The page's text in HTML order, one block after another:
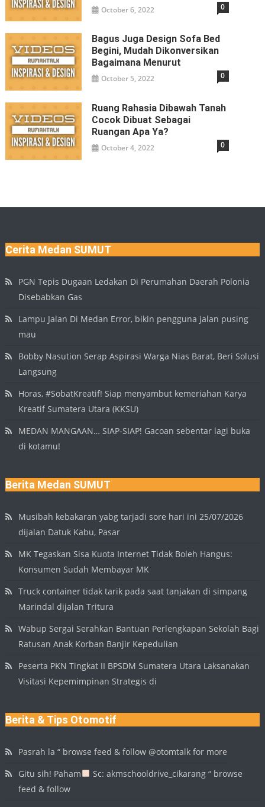
October 6, 2022 0
Bagus Juga Design Sofa Bed
Begini, Mudah Dikonversikan
Bagaimana Menurut
October 5, 2022 0
Ruang Rahasia Dibawah Tanah
Cocok Dibuat Sebagai
Ruangan Apa Ya?
October 4, 2022 0
Cerita Medan SUMUT
PGN Tepis Dugaan Ledakan Di Perumahan Daerah Polonia
Disebabkan Gas
Lampu Jalan Di Medan Error, bikin pengguna jalan pusing
mau
Bobby Nasution Serap Aspirasi Warga Nias Barat, Beri Solusi
Langsung
Horas, #SobatKreatif! Siap menyambut kemeriahan Karya
Kreatif Sumatera Utara (KKSU)
MEDAN MANGAAN… SIAP-SIAP! Gacoan sebentar lagi buka
di kotamu!
Berita Medan SUMUT
Musibah kebakaran yabg tarjadi sore hari ini 25/07/2026
dijalan Datuk Kabu, Pasar
MK Tegaskan Sisa Kuota Internet Tidak Boleh Hangus:
Konsumen Sudah Membayar MK
Truck container tidak tarik pada saat tanjakan di simpang
Marindal dijalan Tritura
Wabup Sergai Serahkan Bantuan Perlengkapan Sekolah Bagi
Ratusan Anak Korban Banjir Kepedulian
Peserta PKN Tingkat II BPSDM Sumatera Utara Laksanakan
Visitasi Kepemimpinan Strategis di
Berita & Tips Otomotif
Pasrah la “ browse feed & follow @otomtalk for more
Gitu sih! Paham
Sc: akmschooldrive_cikarang “ browse
feed & follow